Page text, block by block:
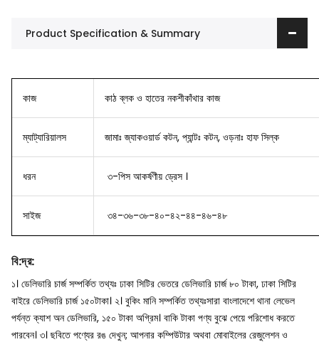
Product Specification & Summary
কাজ কাঠ ব্লক ও হাতের নকশীকাঁথার কাজ
ম্যাট্যারিয়ালস জামাঃ জ্যাকওয়ার্ড কটন, প্যান্টঃ কটন, ওড়নাঃ হাফ সিল্ক
ধরন ৩-পিস আকর্ষণীয় ড্রেস ।
সাইজ ৩৪-৩৬-৩৮-৪০-৪২-৪৪-৪৬-৪৮
বি:দ্র:
১। ডেলিভারি চার্জ সম্পর্কিত তথ্যঃ ঢাকা সিটির ভেতরে ডেলিভারি চার্জ ৮০ টাকা, ঢাকা সিটির
বাইরে ডেলিভারি চার্জ ১৫০টাকা। ২। বুকিং মানি সম্পর্কিত তথ্যঃসারা বাংলাদেশে থানা লেভেল
পর্যন্ত ক্যাশ অন ডেলিভারি, ১৫০ টাকা অগ্রিম। বাকি টাকা পণ্য বুঝে পেয়ে পরিশোধ করতে
পারবেন। ৩। ছবিতে পণ্যের রঙ দেখুন; আপনার কম্পিউটার অথবা মোবাইলের রেজুলেশন ও